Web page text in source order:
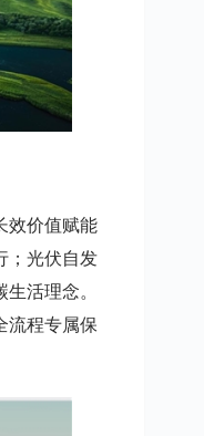
效价值赋能
；光伏自发
活理念。
流程专属保